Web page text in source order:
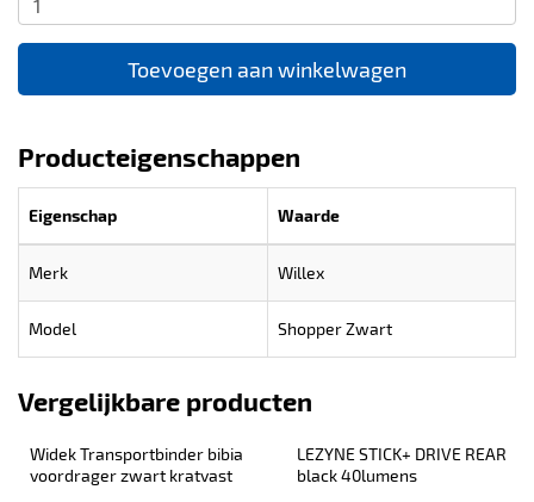
Toevoegen aan winkelwagen
Producteigenschappen
Eigenschap Waarde
Merk Willex
Model Shopper Zwart
Vergelijkbare producten
Widek Transportbinder bibia
voordrager zwart kratvast
LEZYNE STICK+ DRIVE REAR
black 40lumens